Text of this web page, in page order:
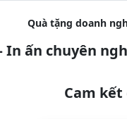
Quà tặng doanh
In ấn chuyên
Cam